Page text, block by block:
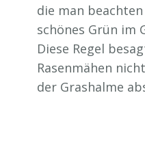
die man
schönes Grün im
Diese Regel
Rasenmähen
der Grashalme